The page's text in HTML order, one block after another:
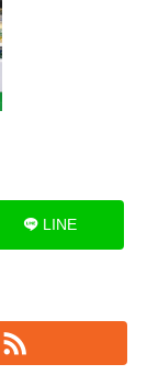
LINE